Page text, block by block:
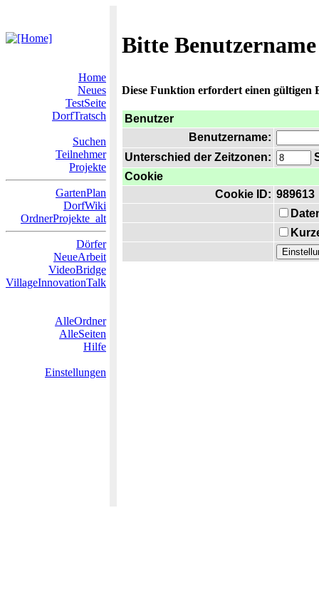
Bitte
Home
Neues
TestSeite
DorfTratsch
Suchen
Teilnehmer
Projekte
GartenPlan
DorfWiki
OrdnerProjekte_alt
Dörfer
NeueArbeit
VideoBridge
VillageInnovationTalk
AlleOrdner
AlleSeiten
Hilfe
Einstellungen
Diese Funktion erfordert einen gültigen
Benutzer
Benutzername:
Unterschied der Zeitzonen:
Cookie
Cookie ID: 989613